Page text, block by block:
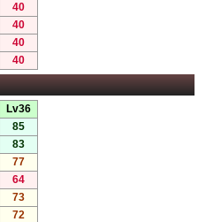
40
40
40
40
Lv36
85
83
77
64
73
72